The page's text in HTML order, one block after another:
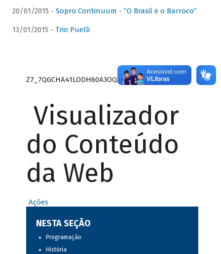
20/01/2015 - Sopro Continuum - “O Brasil e o Barroco”
13/01/2015 - Trio Puelli
Z7_7QGCHA41LODH60A3OQA8RN1415
Visualizador
do Conteúdo
da Web
Ações
NESTA SEÇÃO
Programação
História